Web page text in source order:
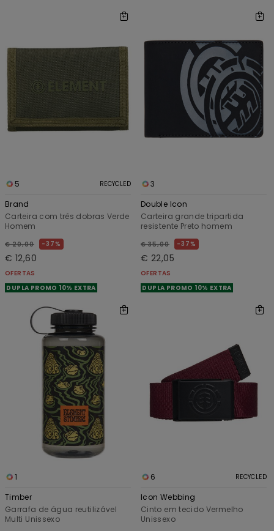
5 RECYCLED
Brand
Carteira com três dobras Verde
Homem
€ 20,00 37%
€ 12,60
OFERTAS
DUPLA PROMO 10% EXTRA
3
Double Icon
Carteira grande tripartida
resistente Preto homem
€ 35,00 37%
€ 22,05
OFERTAS
DUPLA PROMO 10% EXTRA
1
Timber
Garrafa de água reutilizável
Multi Unissexo
6 RECYCLED
Icon Webbing
Cinto em tecido Vermelho
Unissexo